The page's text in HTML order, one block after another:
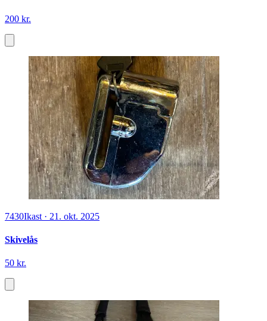
200 kr.
7430Ikast · 21. okt. 2025
Skivelås
50 kr.